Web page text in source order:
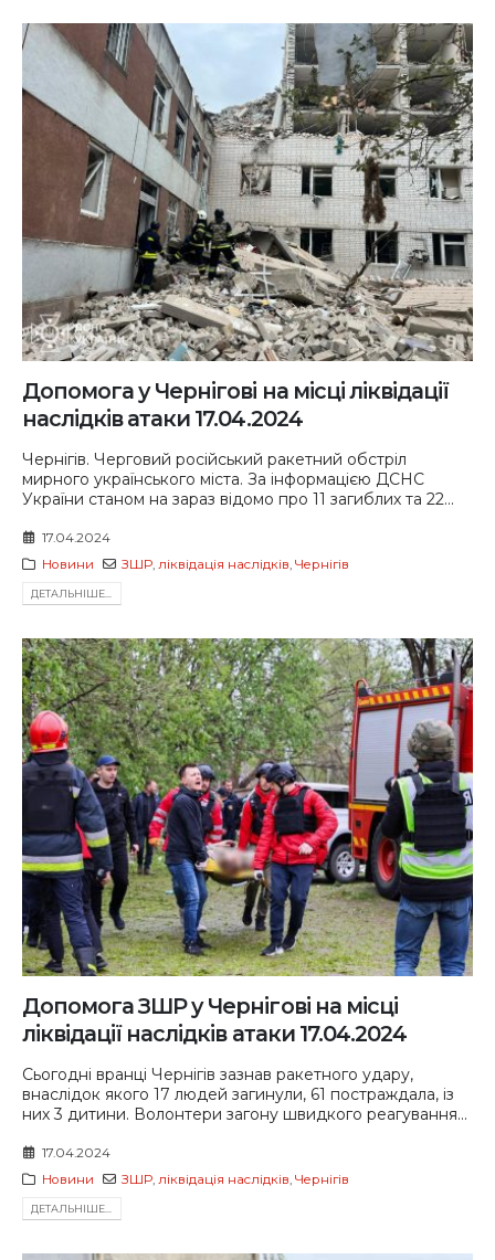
Допомога у Чернігові на місці ліквідації
наслідків атаки 17.04.2024
Чернігів. Черговий російський ракетний обстріл
мирного українського міста. За інформацією ДСНС
України станом на зараз відомо про 11 загиблих та 22...
17.04.2024
Новини
ЗШР,ліквідація наслідків,Чернігів
ДЕТАЛЬНIШЕ...
Допомога ЗШР у Чернігові на місці
ліквідації наслідків атаки 17.04.2024
Сьогодні вранці Чернігів зазнав ракетного удару,
внаслідок якого 17 людей загинули, 61 постраждала, із
них 3 дитини. Волонтери загону швидкого реагування...
17.04.2024
Новини
ЗШР,ліквідація наслідків,Чернігів
ДЕТАЛЬНIШЕ...